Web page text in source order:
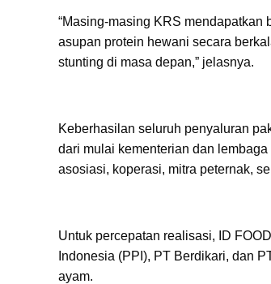
“Masing-masing KRS mendapatkan
asupan protein hewani secara
stunting di masa depan,” jelasnya.
Keberhasilan seluruh penyaluran
dari mulai kementerian dan
asosiasi, koperasi, mitra peternak,
Untuk percepatan realisasi, ID
Indonesia (PPI), PT Berdikari, dan
ayam.